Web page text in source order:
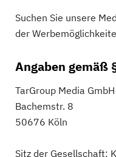
Suchen Sie unsere
der
Angaben gemäß
TarGroup Media GmbH
Bachemstr. 8
50676 Köln
Sitz der Gesellschaft: